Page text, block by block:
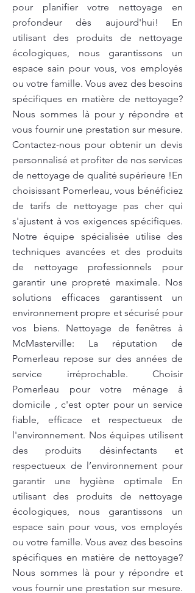
pour planifier votre nettoyage en
profondeur dès aujourd'hui! En
utilisant des produits de nettoyage
écologiques, nous garantissons un
espace sain pour vous, vos employés
ou votre famille. Vous avez des besoins
spécifiques en matière de nettoyage?
Nous sommes là pour y répondre et
vous fournir une prestation sur mesure.
Contactez-nous pour obtenir un devis
personnalisé et profiter de nos services
de nettoyage de qualité supérieure !En
choisissant Pomerleau, vous bénéficiez
de tarifs de nettoyage pas cher qui
s'ajustent à vos exigences spécifiques.
Notre équipe spécialisée utilise des
techniques avancées et des produits
de nettoyage professionnels pour
garantir une propreté maximale. Nos
solutions efficaces garantissent un
environnement propre et sécurisé pour
vos biens. Nettoyage de fenêtres à
McMasterville: La réputation de
Pomerleau repose sur des années de
service irréprochable. Choisir
Pomerleau pour votre ménage à
domicile , c'est opter pour un service
fiable, efficace et respectueux de
l'environnement. Nos équipes utilisent
des produits désinfectants et
respectueux de l’environnement pour
garantir une hygiène optimale En
utilisant des produits de nettoyage
écologiques, nous garantissons un
espace sain pour vous, vos employés
ou votre famille. Vous avez des besoins
spécifiques en matière de nettoyage?
Nous sommes là pour y répondre et
vous fournir une prestation sur mesure.